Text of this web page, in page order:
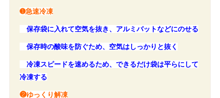
➊急速冷凍
保存袋に入れて空気を抜き、アルミバットなどにのせる
保存時の酸味を防ぐため、 空気はしっかりと抜く
冷凍スピードを速めるため、できるだけ袋は平らにして
冷凍する
❷ゆっくり解凍